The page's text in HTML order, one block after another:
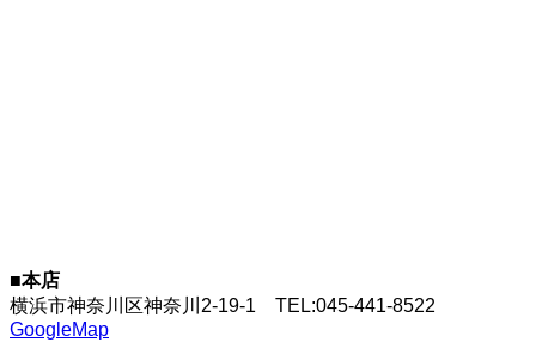
■本店
横浜市神奈川区神奈川2-19-1 TEL:045-441-8522
GoogleMap